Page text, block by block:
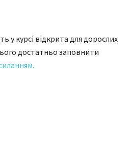
у курсі відкрита для дорослих
достатньо заповнити